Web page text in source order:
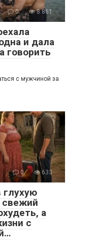
0 8 861
и дала
говорить
с мужчиной за
0 633
свежий
а
с